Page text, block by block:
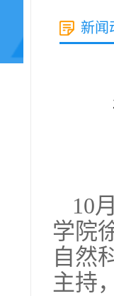
新闻
10
学院
自然
主持